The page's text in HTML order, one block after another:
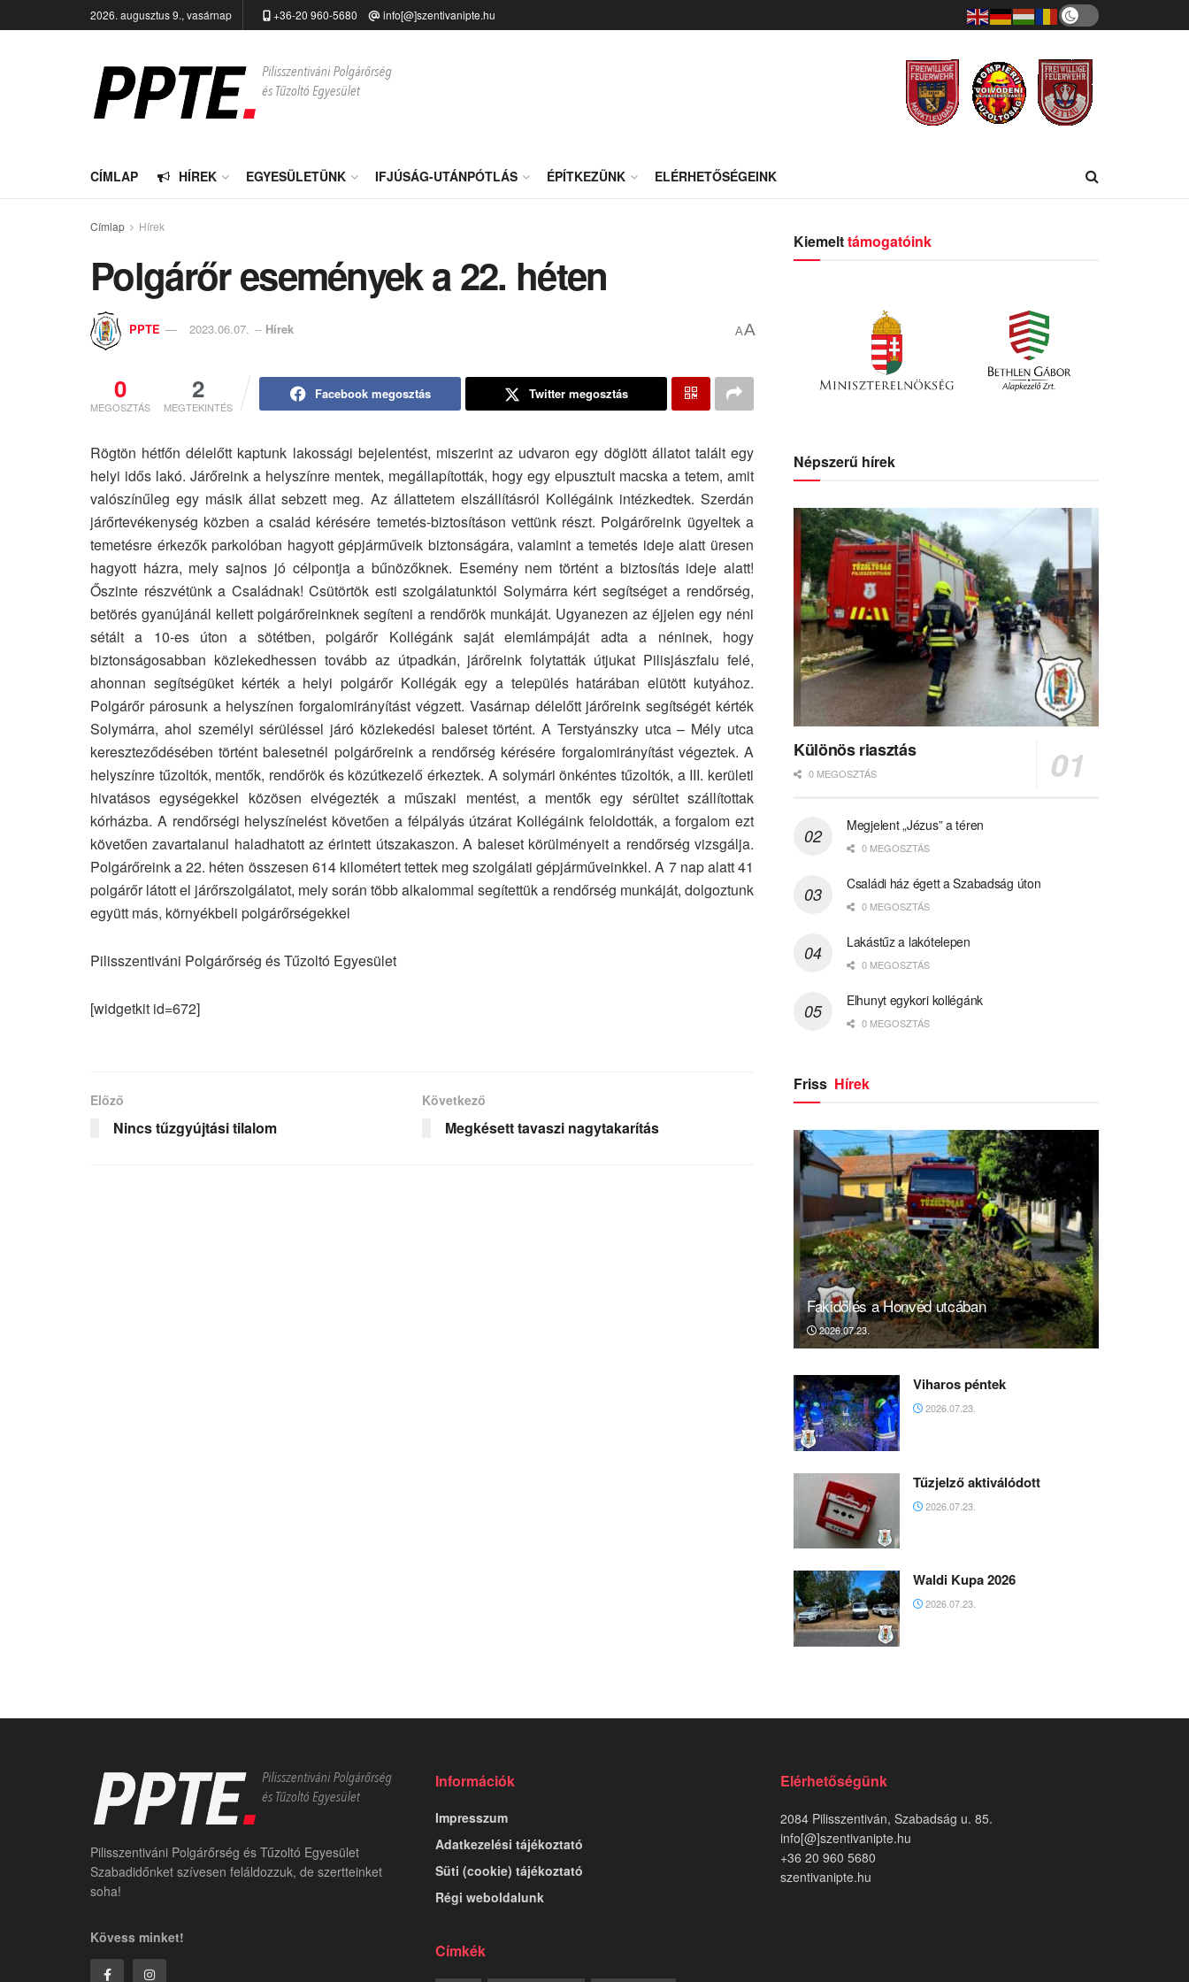
2026. augusztus 9., vasárnap +36-20 960-5680 info[@]szentivanipte.hu
CÍMLAP HÍREK EGYESÜLETÜNK IFJÚSÁG-UTÁNPÓTLÁS ÉPÍTKEZÜNK ELÉRHETŐSÉGEINK
Címlap Hírek
Polgárőr események a 22. héten
PPTE 2023.06.07. -- Hírek AA
0
MEGOSZTÁS
2
MEGTEKINTÉS
Facebook megosztás Twitter megosztás
Rögtön hétfőn délelőtt kaptunk lakossági bejelentést, miszerint az udvaron egy döglött állatot talált egy
helyi idős lakó. Járőreink a helyszínre mentek, megállapították, hogy egy elpusztult macska a tetem, amit
valószínűleg egy másik állat sebzett meg. Az állattetem elszállításról Kollégáink intézkedtek. Szerdán
járőrtevékenység közben a család kérésére temetés-biztosításon vettünk részt. Polgárőreink ügyeltek a
temetésre érkezők parkolóban hagyott gépjárműveik biztonságára, valamint a temetés ideje alatt üresen
hagyott házra, mely sajnos jó célpontja a bűnözőknek. Esemény nem történt a biztosítás ideje alatt!
Őszinte részvétünk a Családnak! Csütörtök esti szolgálatunktól Solymárra kért segítséget a rendőrség,
betörés gyanújánál kellett polgárőreinknek segíteni a rendőrök munkáját. Ugyanezen az éjjelen egy néni
sétált a 10-es úton a sötétben, polgárőr Kollégánk saját elemlámpáját adta a néninek, hogy
biztonságosabban közlekedhessen tovább az útpadkán, járőreink folytatták útjukat Pilisjászfalu felé,
ahonnan segítségüket kérték a helyi polgárőr Kollégák egy a település határában elütött kutyához.
Polgárőr párosunk a helyszínen forgalomirányítást végzett. Vasárnap délelőtt járőreink segítségét kérték
Solymárra, ahol személyi sérüléssel járó közlekedési baleset történt. A Terstyánszky utca – Mély utca
kereszteződésében történt balesetnél polgárőreink a rendőrség kérésére forgalomirányítást végeztek. A
helyszínre tűzoltók, mentők, rendőrök és közútkezelő érkeztek. A solymári önkéntes tűzoltók, a III. kerületi
hivatásos egységekkel közösen elvégezték a műszaki mentést, a mentők egy sérültet szállítottak
kórházba. A rendőrségi helyszínelést követően a félpályás útzárat Kollégáink feloldották, a forgalom ezt
követően zavartalanul haladhatott az érintett útszakaszon. A baleset körülményeit a rendőrség vizsgálja.
Polgárőreink a 22. héten összesen 614 kilométert tettek meg szolgálati gépjárműveinkkel. A 7 nap alatt 41
polgárőr látott el járőrszolgálatot, mely során több alkalommal segítettük a rendőrség munkáját, dolgoztunk
együtt más, környékbeli polgárőrségekkel
Pilisszentiváni Polgárőrség és Tűzoltó Egyesület
[widgetkit id=672]
Előző
Nincs tűzgyújtási tilalom
Következő
Megkésett tavaszi nagytakarítás
Kiemelttámogatóink
Népszerű hírek
Különös riasztás
0 MEGOSZTÁS
Megjelent „Jézus” a téren
0 MEGOSZTÁS
Családi ház égett a Szabadság úton
0 MEGOSZTÁS
Lakástűz a lakótelepen
0 MEGOSZTÁS
Elhunyt egykori kollégánk
0 MEGOSZTÁS
Friss Hírek
Fakidőlés a Honvéd utcában
2026.07.23.
Viharos péntek
2026.07.23.
Tűzjelző aktiválódott
2026.07.23.
Waldi Kupa 2026
2026.07.23.
Pilisszentiváni Polgárőrség és Tűzoltó Egyesület
Szabadidőnket szívesen feláldozzuk, de szertteinket
soha!
Kövess minket!
Információk
Impresszum
Adatkezelési tájékoztató
Süti (cookie) tájékoztató
Régi weboldalunk
Címkék
Elérhetőségünk
2084 Pilisszentiván, Szabadság u. 85.
info[@]szentivanipte.hu
+36 20 960 5680
szentivanipte.hu